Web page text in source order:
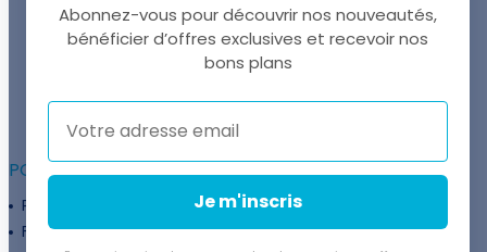
UNE QUESTION ?
+41 22 307 02 00
POUR ALLER PLUS LOIN :
Programme fidélité
Entreprises
Financement
Services
Abonnez-vous pour découvrir nos nouveautés,
bénéficier d’offres exclusives et recevoir nos
bons plans
Je m'inscris